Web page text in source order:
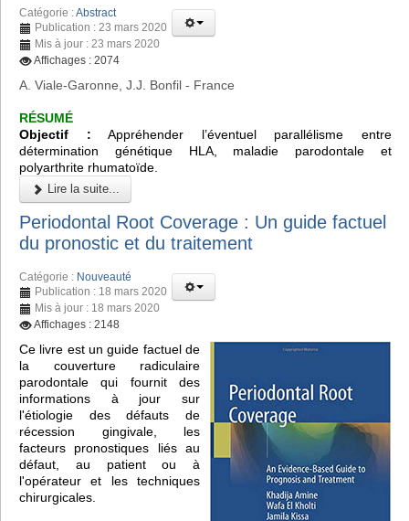
Catégorie :Abstract
Publication : 23 mars 2020
Mis à jour : 23 mars 2020
Affichages : 2074
A. Viale-Garonne, J.J. Bonfil - France
RÉSUMÉ
Objectif : Appréhender l’éventuel parallélisme entre
détermination génétique HLA, maladie parodontale et
polyarthrite rhumatoïde.
Lire la suite...
Periodontal Root Coverage : Un guide factuel
du pronostic et du traitement
Catégorie : Nouveauté
Publication : 18 mars 2020
Mis à jour : 18 mars 2020
Affichages : 2148
Ce livre est un guide factuel de
la couverture radiculaire
parodontale qui fournit des
informations à jour sur
l'étiologie des défauts de
récession gingivale, les
facteurs pronostiques liés au
défaut, au patient ou à
l'opérateur et les techniques
chirurgicales.